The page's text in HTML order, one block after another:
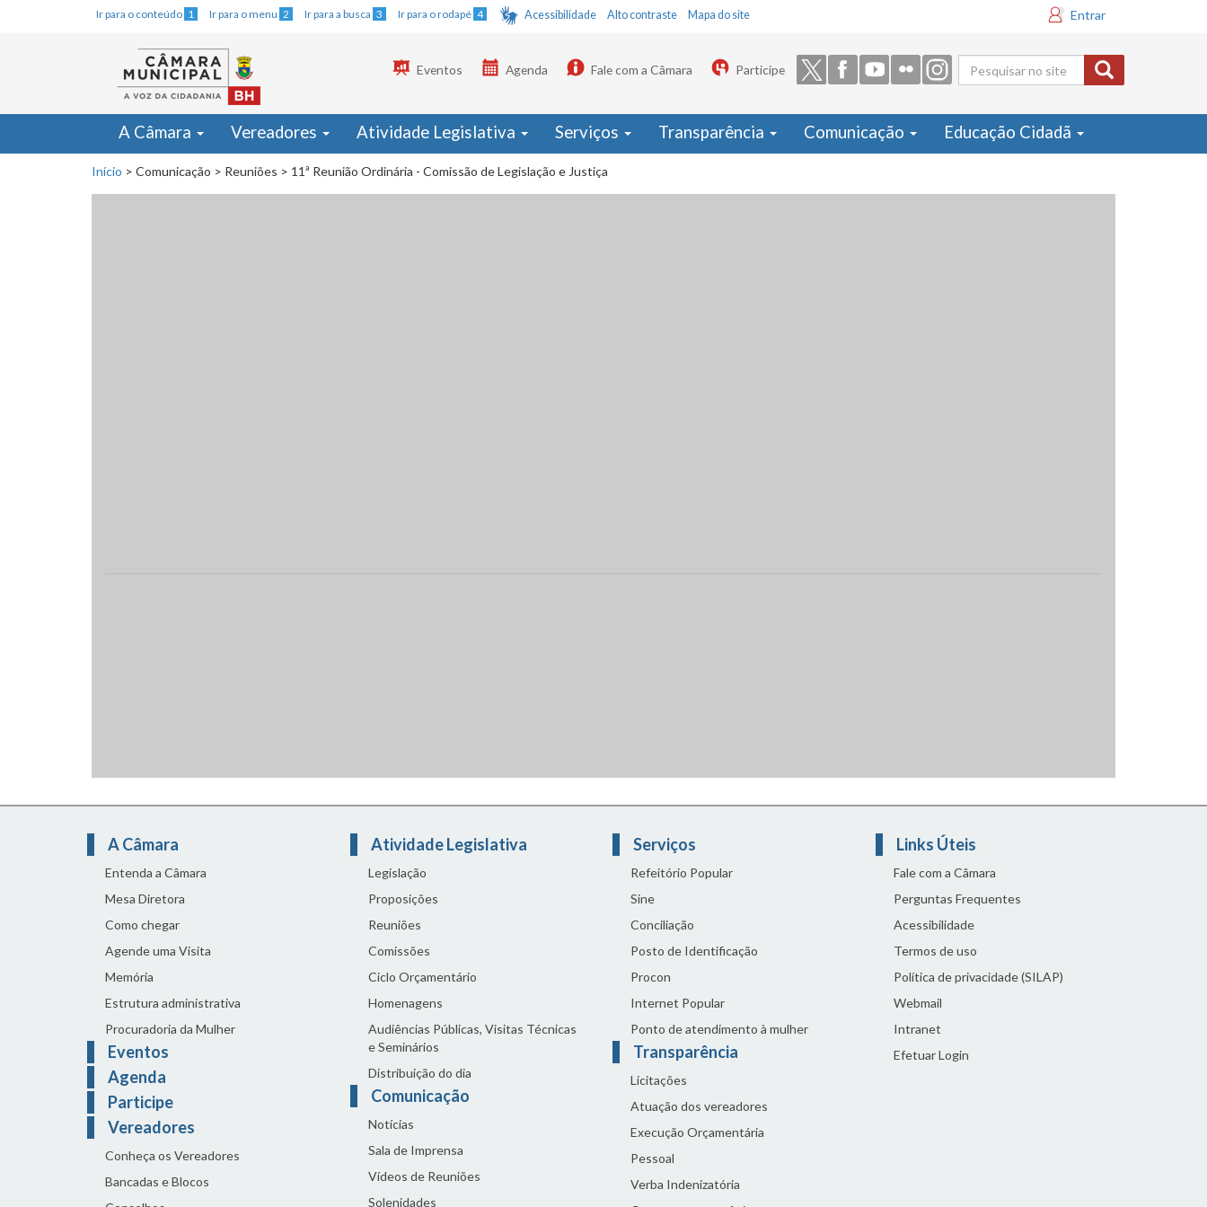
Ir para o conteúdo 1 Ir para o menu 2 Ir para a busca 3 Ir para o rodapé 4 Acessibilidade Alto contraste Mapa do site Entrar
Formulário
de busca
Eventos Agenda Fale com a Câmara Participe
A Câmara Vereadores Atividade Legislativa Serviços Transparência Comunicação Educação Cidadã
Início > Comunicação > Reuniões > 11ª Reunião Ordinária - Comissão de Legislação e Justiça
A Câmara
Entenda a Câmara
Mesa Diretora
Como chegar
Agende uma Visita
Memória
Estrutura administrativa
Procuradoria da Mulher
Eventos
Agenda
Participe
Vereadores
Conheça os Vereadores
Bancadas e Blocos
Atividade Legislativa
Legislação
Proposições
Reuniões
Comissões
Ciclo Orçamentário
Homenagens
Audiências Públicas, Visitas Técnicas
e Seminários
Distribuição do dia
Comunicação
Notícias
Sala de Imprensa
Vídeos de Reuniões
Solenidades
Serviços
Refeitório Popular
Sine
Conciliação
Posto de Identificação
Procon
Internet Popular
Ponto de atendimento à mulher
Transparência
Licitações
Atuação dos vereadores
Execução Orçamentária
Pessoal
Verba Indenizatória
Links Úteis
Fale com a Câmara
Perguntas Frequentes
Acessibilidade
Termos de uso
Política de privacidade (SILAP)
Webmail
Intranet
Efetuar Login